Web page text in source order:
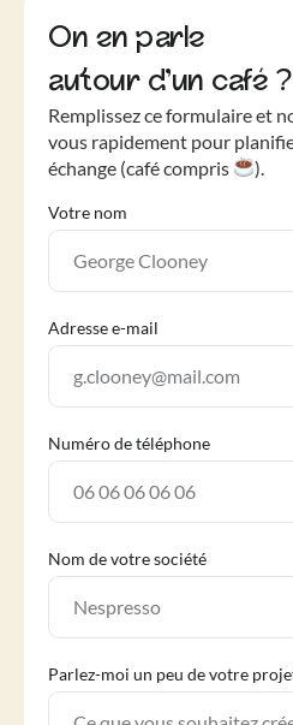
On en parle
autour d’un café ?
Remplissez ce formulaire et
vous rapidement pour
échange (café compris
).
Votre nom
Adresse e-mail
Numéro de téléphone
Nom de votre société
Parlez-moi un peu de votre